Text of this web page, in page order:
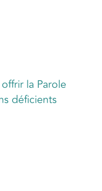
la Parole
déficients